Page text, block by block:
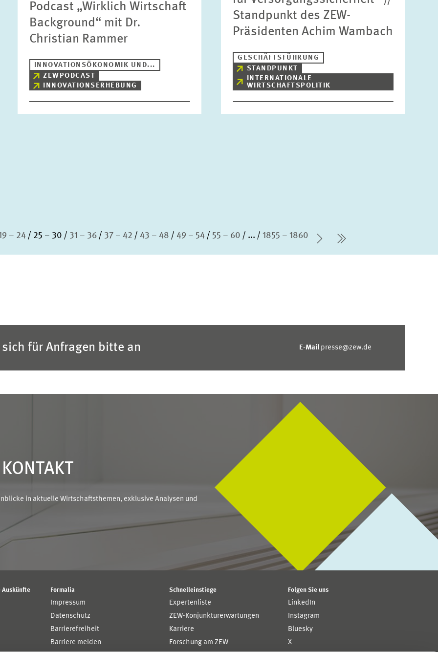
Podcast „Wirklich Wirtschaft
Background“ mit Dr.
Christian Rammer
INNOVATIONSÖKONOMIK UND...
ZEWPODCAST
INNOVATIONSERHEBUNG
Standpunkt des ZEW-
Präsidenten Achim Wambach
GESCHÄFTSFÜHRUNG
STANDPUNKT
INTERNATIONALE
WIRTSCHAFTSPOLITIK
– 24 25 – 30 31 – 36 37 – 42 43 – 48 49 – 54 55 – 60 ... 1855 – 1860
Nächste Seite
letzte Seite
sich für Anfragen bitte an E-Mail presse@zew.de
in aktuelle Wirtschaftsthemen, exklusive Analysen und
Auskünfte
Formalia
Impressum
Datenschutz
Barrierefreiheit
Barriere melden
Schnelleinstiege
Expertenliste
ZEW-Konjunkturerwartungen
Karriere
Forschung am ZEW
Folgen Sie uns
LinkedIn
Instagram
Bluesky
X